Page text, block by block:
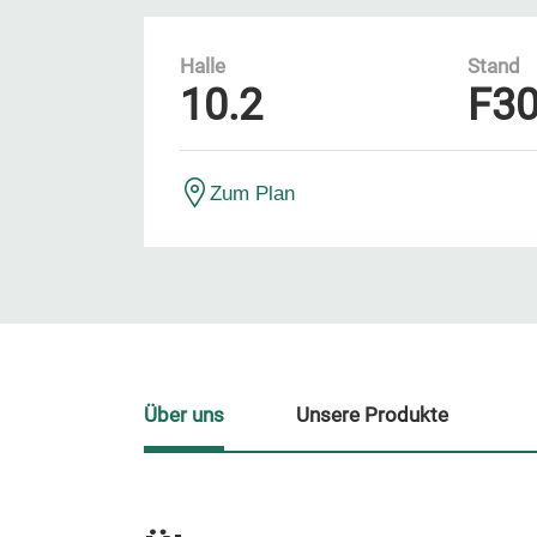
Halle
10.2
Stand
Zum Plan
Über uns Unsere Produkte